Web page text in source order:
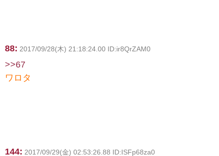
88: 2017/09/28(木) 21:18:24.00 ID:ir8QrZAM0
>>67
ワロタ
144: 2017/09/29(金) 02:53:26.88 ID:ISFp68za0